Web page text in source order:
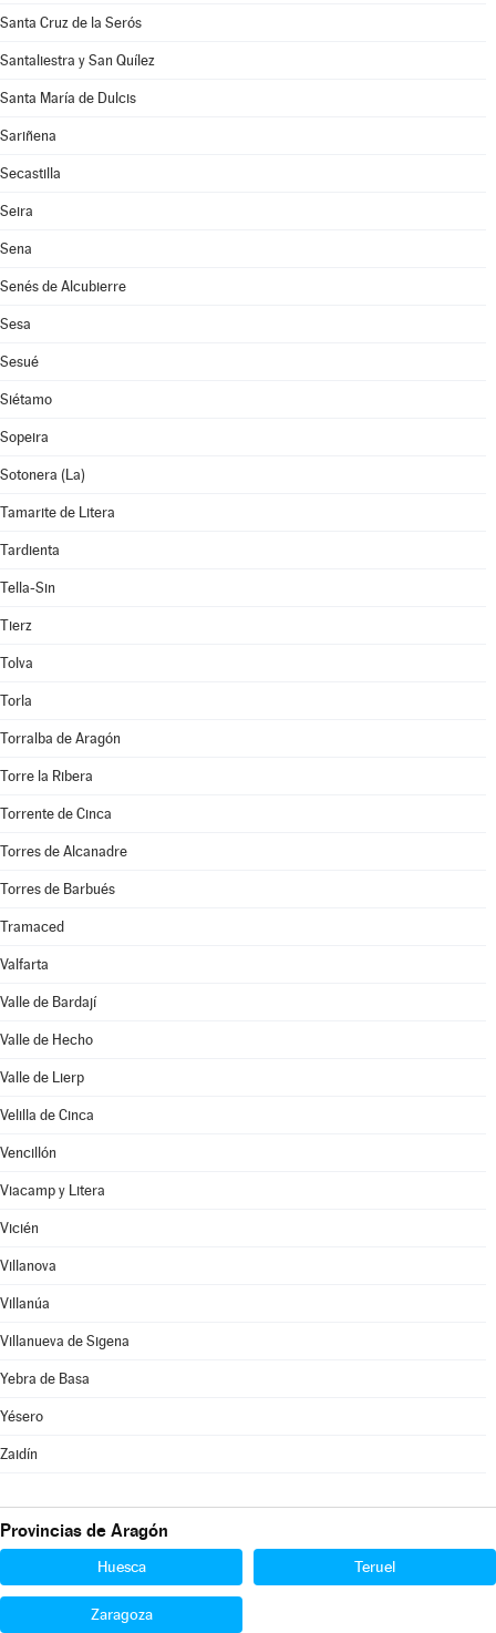
Santa Cruz de la Serós
Santaliestra y San Quílez
Santa María de Dulcis
Sariñena
Secastilla
Seira
Sena
Senés de Alcubierre
Sesa
Sesué
Siétamo
Sopeira
Sotonera (La)
Tamarite de Litera
Tardienta
Tella-Sin
Tierz
Tolva
Torla
Torralba de Aragón
Torre la Ribera
Torrente de Cinca
Torres de Alcanadre
Torres de Barbués
Tramaced
Valfarta
Valle de Bardají
Valle de Hecho
Valle de Lierp
Velilla de Cinca
Vencillón
Viacamp y Litera
Vicién
Villanova
Villanúa
Villanueva de Sigena
Yebra de Basa
Yésero
Zaidín
Provincias de Aragón
Huesca Teruel
Zaragoza